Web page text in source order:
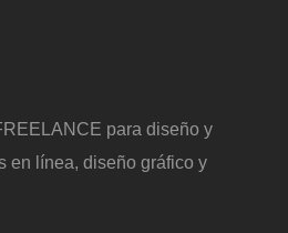
para diseño y
en línea, diseño gráfico y